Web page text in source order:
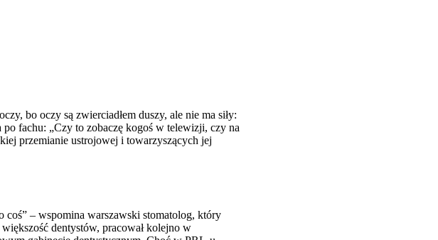
bo oczy są zwierciadłem duszy, ale nie ma siły:
fachu: „Czy to zobaczę kogoś w telewizji, czy na
przemianie ustrojowej i towarzyszących jej
coś” – wspomina warszawski stomatolog, który
dentystów, pracował kolejno w